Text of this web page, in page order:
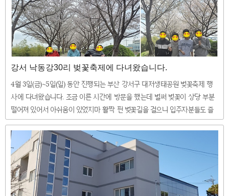
강서 낙동강30리 벚꽃축제에 다녀왔습니다.
4월 3일(금)~5일(일) 동안 진행되는 부산 강서구 대저생태공원 벚꽃축제 행
사에 다녀왔습니다. 조금 이른 시간에 방문을 했는데 벌써 벚꽃이 상당 부분
떨어져 있어서 아쉬움이 있었지마 활짝 핀 벚꽃길을 걸으니 입주자분들도 즐
거워하셨습니다 ^^